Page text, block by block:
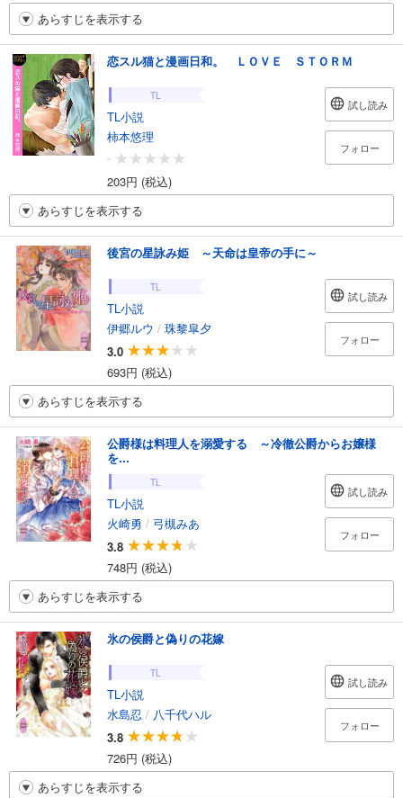
あらすじを表示する
恋スル猫と漫画日和。 ＬＯＶＥ ＳＴＯＲＭ
TL
TL小説
柿本悠理
-
203円 (税込)
試し読み
フォロー
あらすじを表示する
後宮の星詠み姫 ～天命は皇帝の手に～
TL
TL小説
伊郷ルウ / 珠黎皐夕
3.0
693円 (税込)
試し読み
フォロー
あらすじを表示する
公爵様は料理人を溺愛する ～冷徹公爵からお嬢様
を...
TL
TL小説
火崎勇 / 弓槻みあ
3.8
748円 (税込)
試し読み
フォロー
あらすじを表示する
氷の侯爵と偽りの花嫁
TL
TL小説
水島忍 / 八千代ハル
3.8
726円 (税込)
試し読み
フォロー
あらすじを表示する